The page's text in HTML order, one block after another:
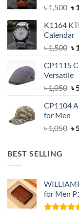
৳1,500
৳
৳
K1164
Calendar
৳1,500
৳
৳
CP1115
Versatile
৳1,050 ৳
CP1104
for Men
৳1,050 ৳
BEST SELLING
for Men